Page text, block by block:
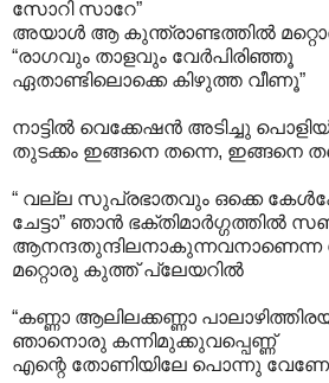
സോറി സാറേ”
അയാൾ ആ കുന്ത്രാണ്ടത്തിൽ
“രാഗവും താളവും വേർപിരിഞ്ഞൂ
ഏതാണ്ടിലൊക്കെ കിഴുത്ത വീണൂ”
നാട്ടിൽ വെക്കേഷൻ അടിച്ചു
തുടക്കം ഇങ്ങനെ തന്നെ, ഇങ്ങനെ
“ വല്ല സുപ്രഭാതവും ഒക്കെ
ചേട്ടാ” ഞാൻ ഭക്തിമാർഗ്ഗത്തിൽ
ആനന്ദതുന്ദിലനാകുന്നവനാണെന്ന
മറ്റൊരു കുത്ത് പ്ലേയറിൽ
“കണ്ണാ ആലിലക്കണ്ണാ
ഞാനൊരു കന്നിമുക്കുവപ്പെണ്ണ്
എന്റെ തോണിയിലേ പൊന്നു വേണോ